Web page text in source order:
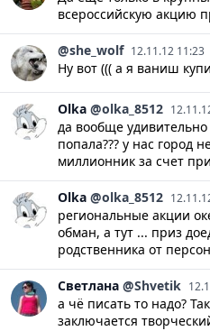
всероссийскую акцию
@she_wolf 12.11.12 11:23
Ну вот ((( а я ваниш
Olka @olka_8512
да вообще
попала??? у нас город
миллионник за счет
Olka @olka_8512
региональные акции
обман, а тут ... приз
родственника от
Светлана @Shvetik
а чё писать то надо?
заключается